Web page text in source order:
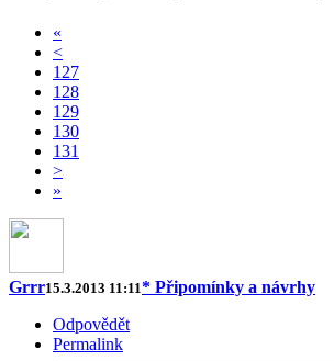
«
<
127
128
129
130
131
>
»
Grrr15.3.2013 11:11* Připomínky a návrhy
Odpovědět
Permalink